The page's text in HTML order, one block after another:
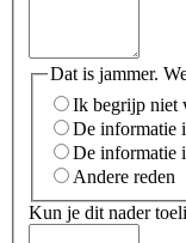
Dat is jammer.
Ik begrijp niet
De informatie
De informatie
Andere reden
Kun je dit nader